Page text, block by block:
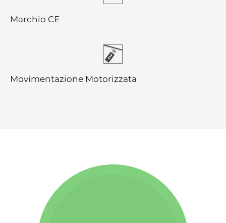
Marchio CE
Movimentazione Motorizzata